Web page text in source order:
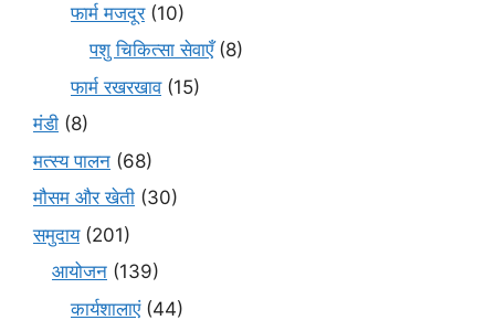
फार्म मजदूर(10)
पशु चिकित्सा सेवाएँ(8)
फार्म रखरखाव(15)
मंडी (8)
मत्स्य पालन (68)
मौसम और खेती (30)
समुदाय(201)
आयोजन (139)
कार्यशालाएं(44)